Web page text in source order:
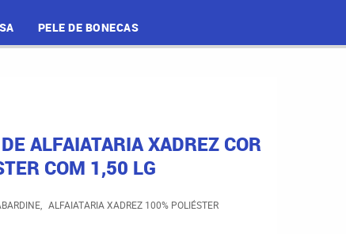
PELE DE BONECAS
ALFAIATARIA XADREZ COR
COM 1,50 LG
ALFAIATARIA XADREZ 100% POLIÉSTER